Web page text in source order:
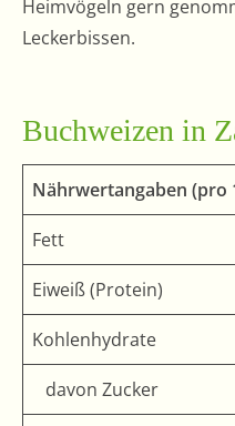
Heimvögeln gern
Leckerbissen.
Buchweizen in
Nährwertangaben (pro
Fett
Eiweiß (Protein)
Kohlenhydrate
davon Zucker